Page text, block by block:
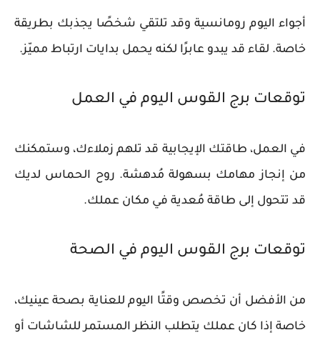
أجواء اليوم رومانسية وقد تلتقي شخصًا يجذبك بطريقة
خاصة. لقاء قد يبدو عابرًا لكنه يحمل بدايات ارتباط مميّز.
توقعات برج القوس اليوم في العمل
في العمل، طاقتك الإيجابية قد تلهم زملاءك، وستمكنك
من إنجاز مهامك بسهولة مُدهشة. روح الحماس لديك
قد تتحول إلى طاقة مُعدية في مكان عملك.
توقعات برج القوس اليوم في الصحة
من الأفضل أن تخصص وقتًا اليوم للعناية بصحة عينيك،
خاصة إذا كان عملك يتطلب النظر المستمر للشاشات أو